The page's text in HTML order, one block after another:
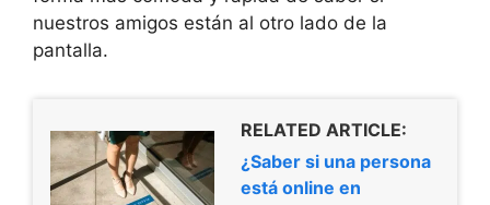
nuestros amigos están al otro lado de la
pantalla.
RELATED ARTICLE:
¿Saber si una persona
está online en